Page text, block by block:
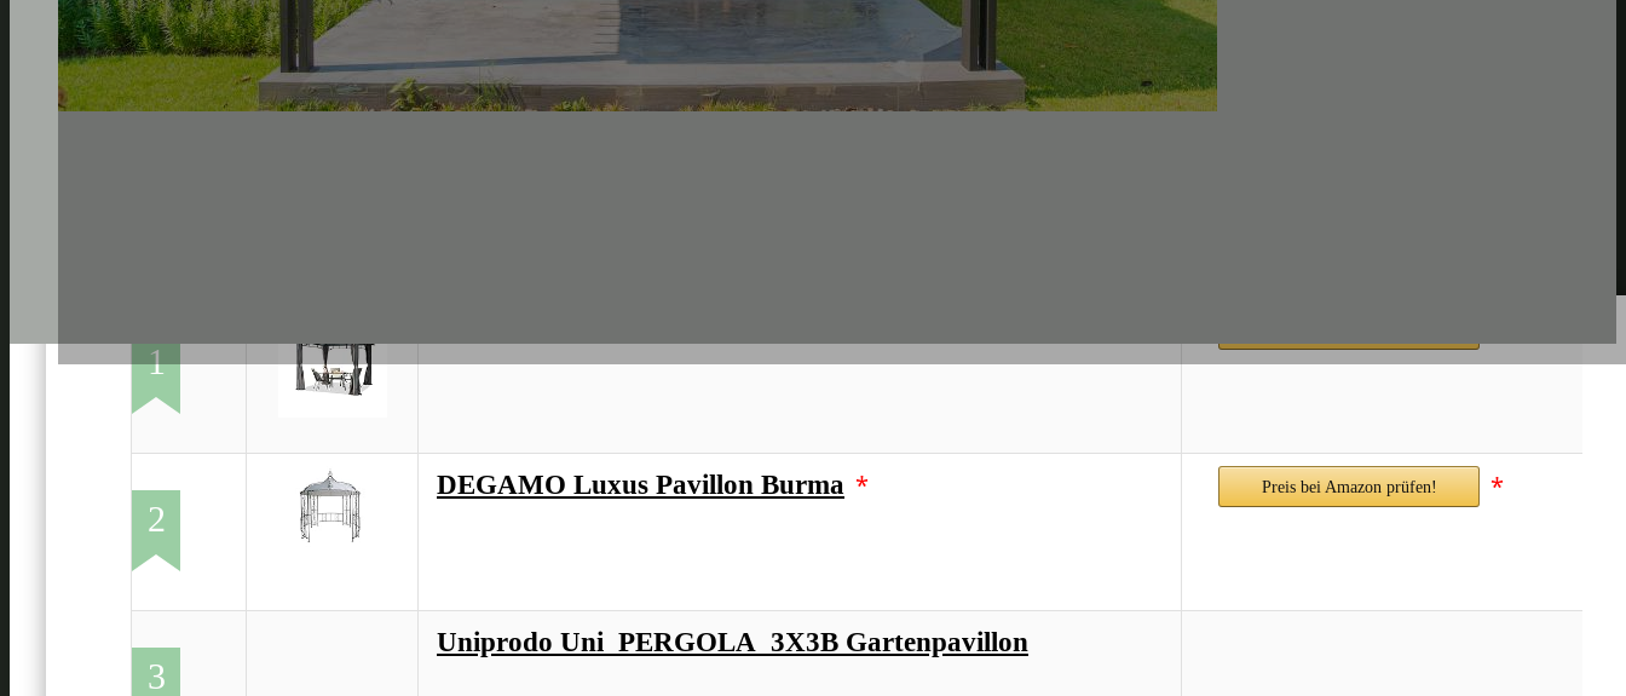
1
2
DEGAMO Luxus Pavillon Burma * Preis bei Amazon prüfen! *
3
Uniprodo Uni_PERGOLA_3X3B Gartenpavillon